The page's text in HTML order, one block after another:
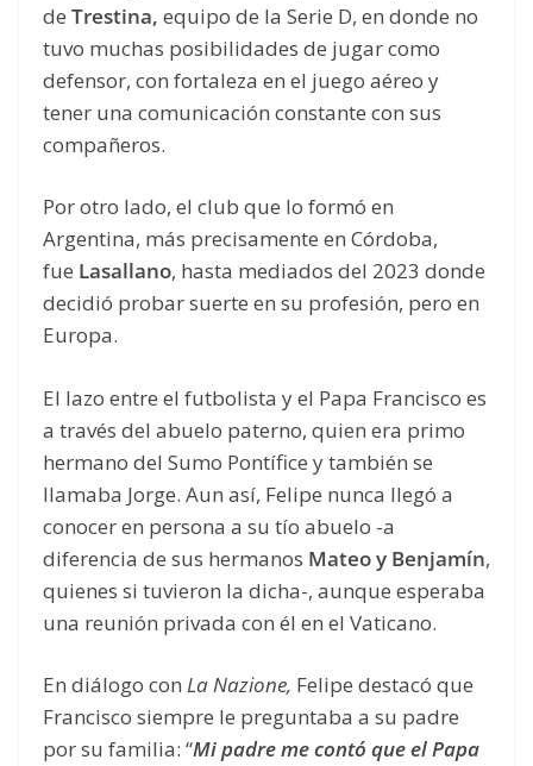
de Trestina, equipo de la Serie D, en donde no
tuvo muchas posibilidades de jugar como
defensor, con fortaleza en el juego aéreo y
tener una comunicación constante con sus
compañeros.
Por otro lado, el club que lo formó en
Argentina, más precisamente en Córdoba,
fue Lasallano, hasta mediados del 2023 donde
decidió probar suerte en su profesión, pero en
Europa.
El lazo entre el futbolista y el Papa Francisco es
a través del abuelo paterno, quien era primo
hermano del Sumo Pontífice y también se
llamaba Jorge. Aun así, Felipe nunca llegó a
conocer en persona a su tío abuelo -a
diferencia de sus hermanos Mateo y Benjamín,
quienes si tuvieron la dicha-, aunque esperaba
una reunión privada con él en el Vaticano.
En diálogo con La Nazione, Felipe destacó que
Francisco siempre le preguntaba a su padre
por su familia: “Mi padre me contó que el Papa